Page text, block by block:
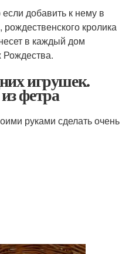
добавить к нему в
кролика
в каждый дом
Рождества.
игрушек.
фетра
руками сделать очень